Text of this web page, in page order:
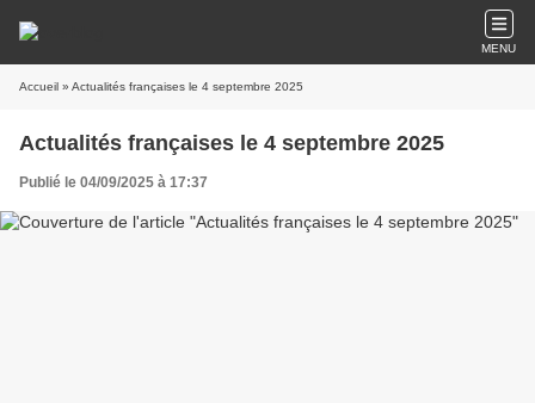
MENU
Accueil » Actualités françaises le 4 septembre 2025
Actualités françaises le 4 septembre 2025
Publié le 04/09/2025 à 17:37